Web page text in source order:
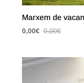
Marxem de
0,00€ 0,00€